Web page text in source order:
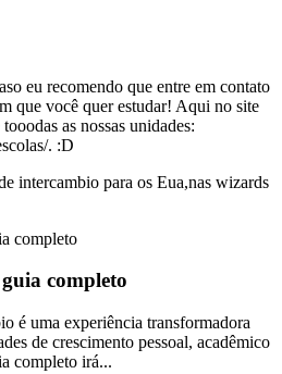
eu recomendo que entre em contato
que você quer estudar! Aqui no site
as nossas unidades:
. :D
intercambio para os Eua,nas wizards
completo
é uma experiência transformadora
de crescimento pessoal, acadêmico
completo irá...